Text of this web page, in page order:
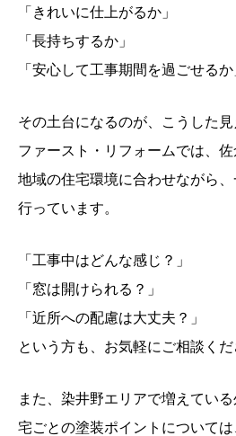
「きれいに仕上がるか」
「長持ちするか」
「安心して工事期間を過ごせるか
その土台になるのが、こうした見
ファースト・リフォームでは、佐
地域の住宅環境に合わせながら
行っています。
「工事中はどんな感じ？」
「窓は開けられる？」
「近所への配慮は大丈夫？」
という方も、お気軽にご相談くだ
また、染井野エリアで増えてい
宅ごとの塗装ポイントについて